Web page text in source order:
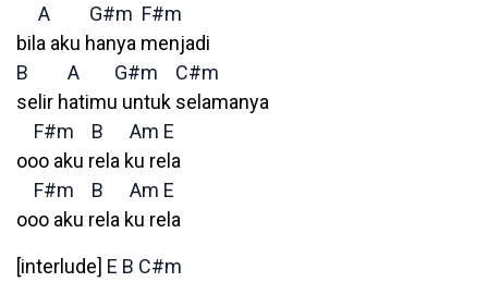
A
G#m F#m
bila aku hanya menjadi
B
A G#m
C#m
selir hatimu untuk selamanya
F#m
B Am E
ooo aku rela ku rela
F#m
B Am E
ooo aku rela ku rela
[interlude] E B C#m